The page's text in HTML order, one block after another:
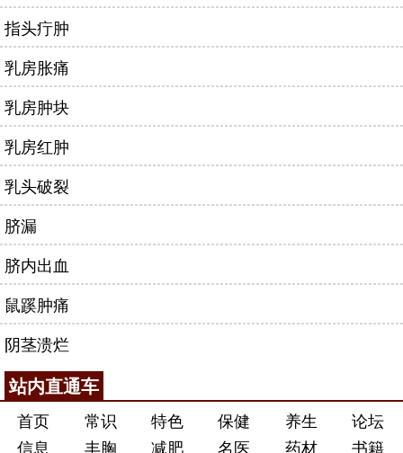
指头疔肿
乳房胀痛
乳房肿块
乳房红肿
乳头破裂
脐漏
脐内出血
鼠蹊肿痛
阴茎溃烂
站内直通车
首页 常识 特色 保健 养生
论坛
信息
丰胸 减肥 名医 药材 书籍